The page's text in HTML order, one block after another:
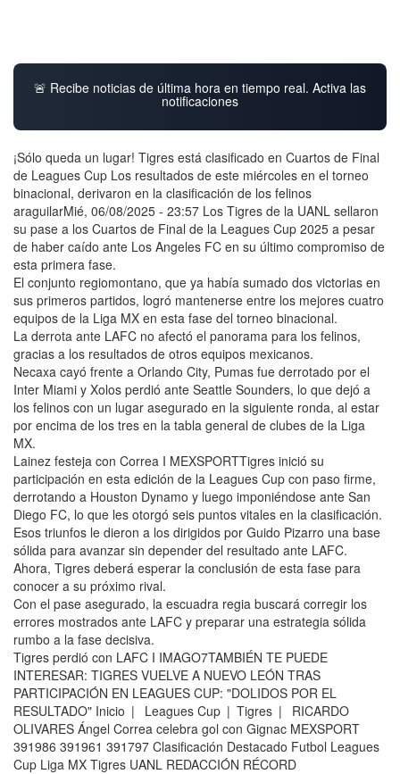
🚨 Recibe noticias de última hora en tiempo real. Activa las
notificaciones
¡Sólo queda un lugar! Tigres está clasificado en Cuartos de Final
de Leagues Cup Los resultados de este miércoles en el torneo
binacional, derivaron en la clasificación de los felinos
araguilarMié, 06/08/2025 - 23:57 Los Tigres de la UANL sellaron
su pase a los Cuartos de Final de la Leagues Cup 2025 a pesar
de haber caído ante Los Angeles FC en su último compromiso de
esta primera fase.
El conjunto regiomontano, que ya había sumado dos victorias en
sus primeros partidos, logró mantenerse entre los mejores cuatro
equipos de la Liga MX en esta fase del torneo binacional.
La derrota ante LAFC no afectó el panorama para los felinos,
gracias a los resultados de otros equipos mexicanos.
Necaxa cayó frente a Orlando City, Pumas fue derrotado por el
Inter Miami y Xolos perdió ante Seattle Sounders, lo que dejó a
los felinos con un lugar asegurado en la siguiente ronda, al estar
por encima de los tres en la tabla general de clubes de la Liga
MX.
Lainez festeja con Correa I MEXSPORTTigres inició su
participación en esta edición de la Leagues Cup con paso firme,
derrotando a Houston Dynamo y luego imponiéndose ante San
Diego FC, lo que les otorgó seis puntos vitales en la clasificación.
Esos triunfos le dieron a los dirigidos por Guido Pizarro una base
sólida para avanzar sin depender del resultado ante LAFC.
Ahora, Tigres deberá esperar la conclusión de esta fase para
conocer a su próximo rival.
Con el pase asegurado, la escuadra regia buscará corregir los
errores mostrados ante LAFC y preparar una estrategia sólida
rumbo a la fase decisiva.
Tigres perdió con LAFC I IMAGO7TAMBIÉN TE PUEDE
INTERESAR: TIGRES VUELVE A NUEVO LEÓN TRAS
PARTICIPACIÓN EN LEAGUES CUP: "DOLIDOS POR EL
RESULTADO" Inicio | Leagues Cup | Tigres | RICARDO
OLIVARES Ángel Correa celebra gol con Gignac MEXSPORT
391986 391961 391797 Clasificación Destacado Futbol Leagues
Cup Liga MX Tigres UANL REDACCIÓN RÉCORD